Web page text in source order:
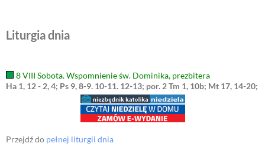
Liturgia dnia
8 VIII Sobota. Wspomnienie św. Dominika, prezbitera
Ha 1, 12 - 2, 4; Ps 9, 8-9. 10-11. 12-13; por. 2 Tm 1, 10b; Mt 17, 14-20;
Przejdź do pełnej liturgii dnia